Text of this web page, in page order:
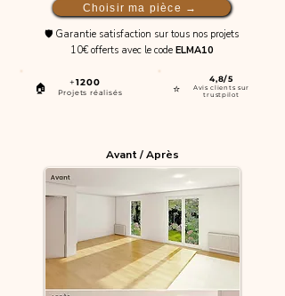
Choisir ma pièce →
🛡️ Garantie satisfaction sur tous nos projets
10€ offerts avec le code ELMA10
🏠 +1200
Projets réalisés ⭐
4,8/5
Avis clients sur
trustpilot
Avant / Après